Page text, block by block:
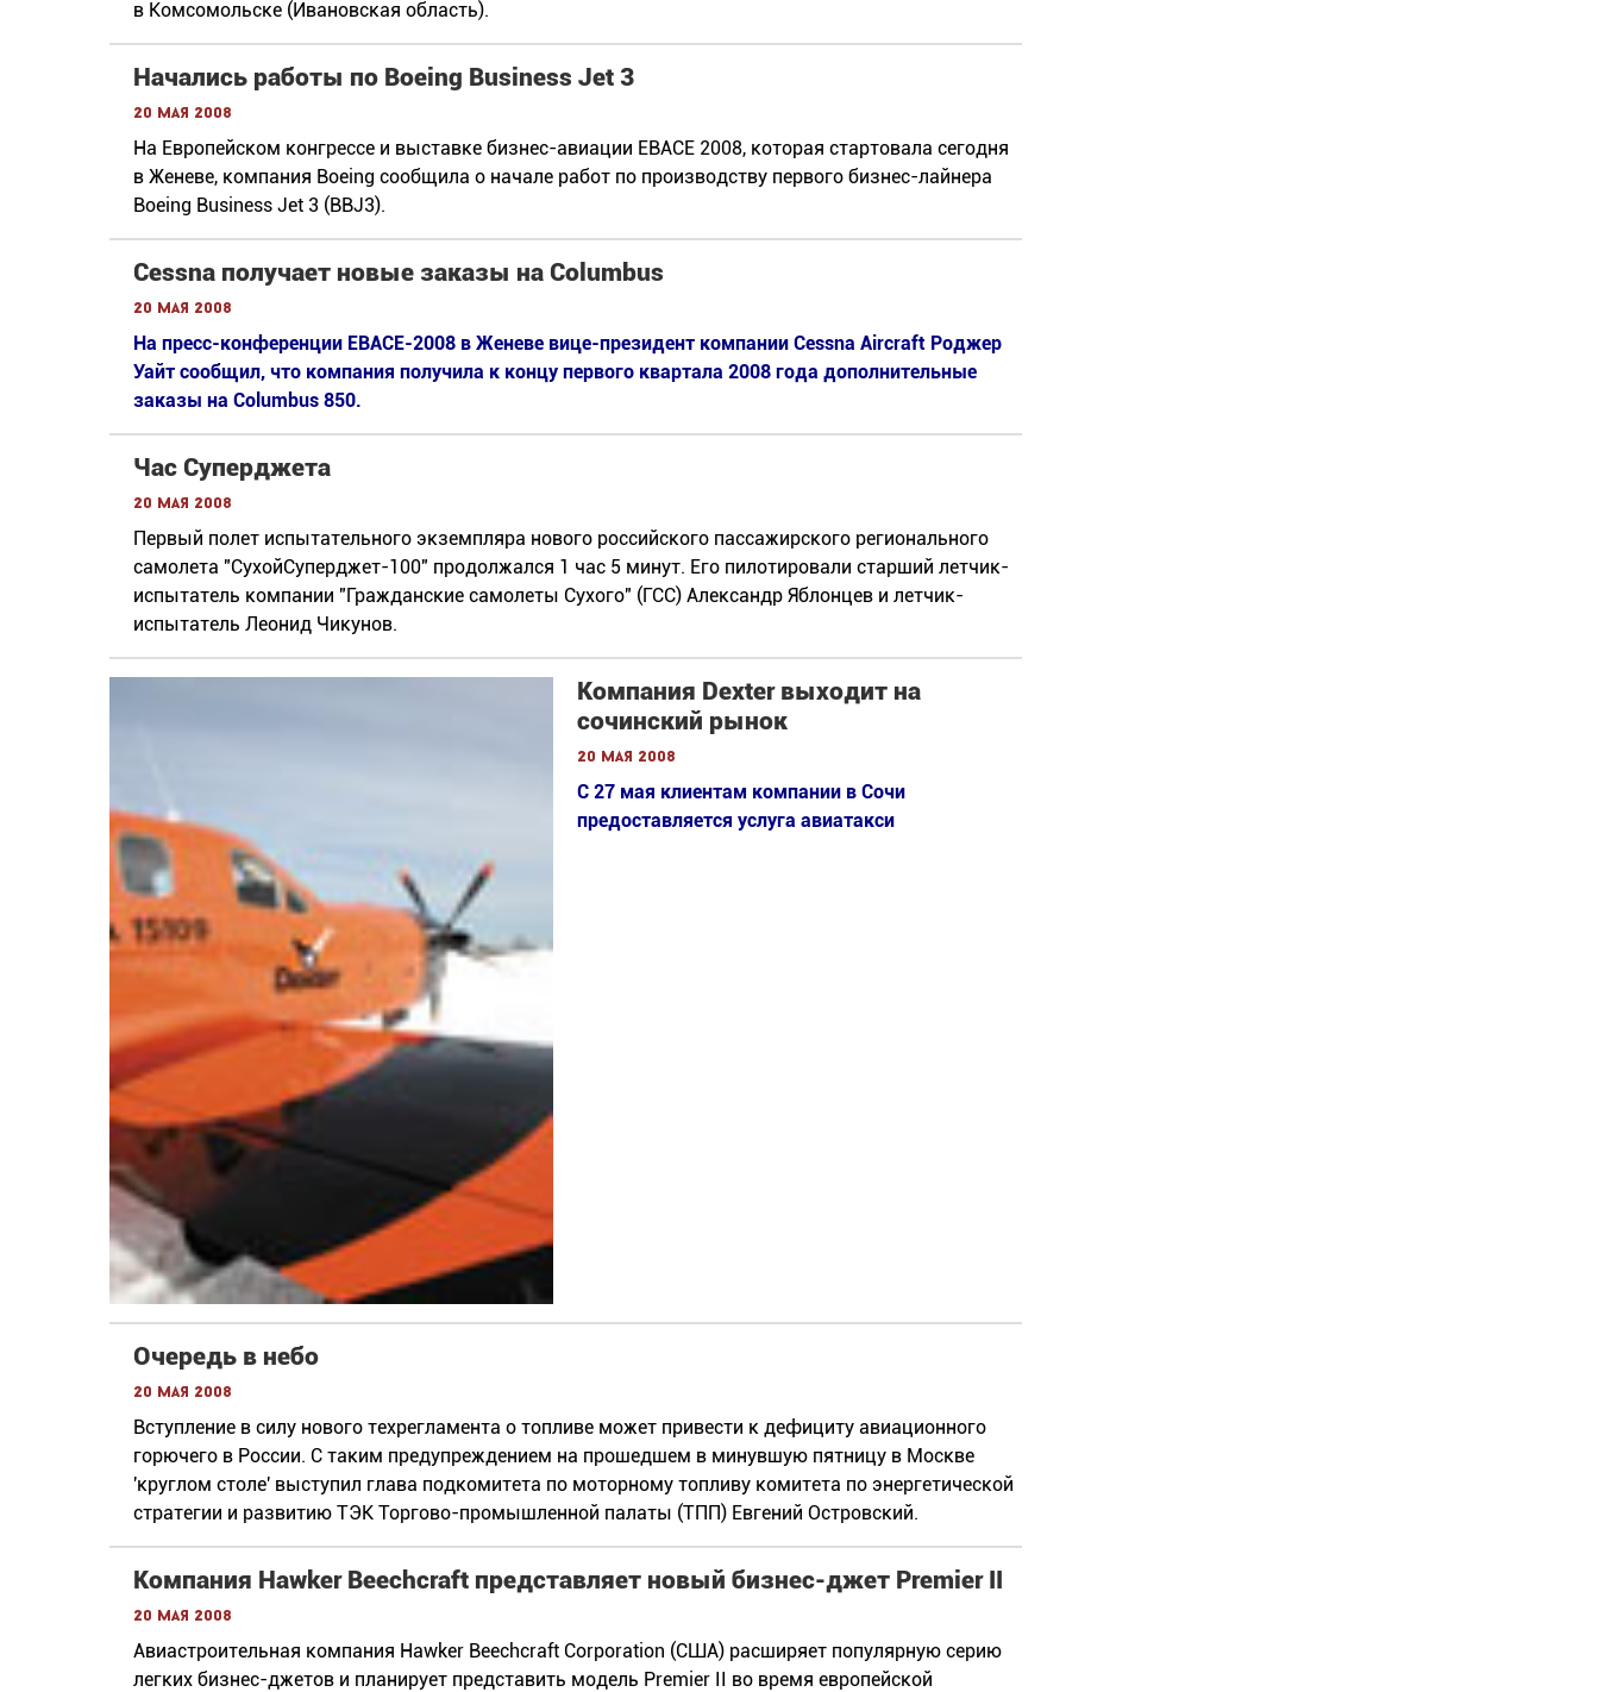
в Комсомольске (Ивановская область).
Начались работы по Boeing Business Jet 3
20 мая 2008
На Европейском конгрессе и выставке бизнес-авиации EBACE 2008, которая стартовала сегодня
в Женеве, компания Boeing сообщила о начале работ по производству первого бизнес-лайнера
Boeing Business Jet 3 (BBJ3).
Cessna получает новые заказы на Columbus
20 мая 2008
На пресс-конференции EBACE-2008 в Женеве вице-президент компании Cessna Aircraft Роджер
Уайт сообщил, что компания получила к концу первого квартала 2008 года дополнительные
заказы на Columbus 850.
Час Суперджета
20 мая 2008
Первый полет испытательного экземпляра нового российского пассажирского регионального
самолета "СухойСуперджет-100" продолжался 1 час 5 минут. Его пилотировали старший летчик-
испытатель компании "Гражданские самолеты Сухого" (ГСС) Александр Яблонцев и летчик-
испытатель Леонид Чикунов.
Компания Dexter выходит на
сочинский рынок
20 мая 2008
С 27 мая клиентам компании в Сочи
предоставляется услуга авиатакси
Очередь в небо
20 мая 2008
Вступление в силу нового техрегламента о топливе может привести к дефициту авиационного
горючего в России. С таким предупреждением на прошедшем в минувшую пятницу в Москве
'круглом столе' выступил глава подкомитета по моторному топливу комитета по энергетической
стратегии и развитию ТЭК Торгово-промышленной палаты (ТПП) Евгений Островский.
Компания Hawker Beechcraft представляет новый бизнес-джет Premier II
20 мая 2008
Авиастроительная компания Hawker Beechcraft Corporation (США) расширяет популярную серию
легких бизнес-джетов и планирует представить модель Premier II во время европейской